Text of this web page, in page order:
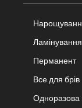
Ламінування
Перманент
Все для брів
Одноразова